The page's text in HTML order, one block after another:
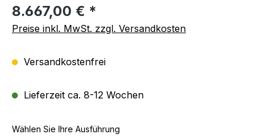
Regulärer Preis:
8.667,00 € *
Preise inkl. MwSt. zzgl. Versandkosten
Versandkostenfrei
Lieferzeit ca. 8-12 Wochen
Wählen Sie Ihre Ausführung